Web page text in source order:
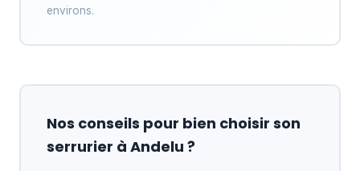
environs.
Nos conseils pour bien choisir son
serrurier à Andelu ?